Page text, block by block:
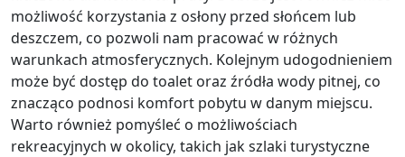
możliwość korzystania z osłony przed słońcem lub
deszczem, co pozwoli nam pracować w różnych
warunkach atmosferycznych. Kolejnym udogodnieniem
może być dostęp do toalet oraz źródła wody pitnej, co
znacząco podnosi komfort pobytu w danym miejscu.
Warto również pomyśleć o możliwościach
rekreacyjnych w okolicy, takich jak szlaki turystyczne